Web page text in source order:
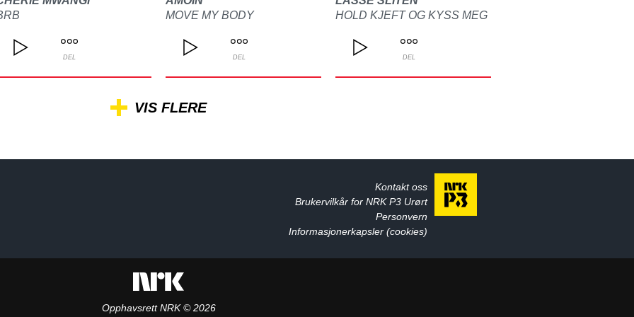
DEL
MOVE MY BODY
DEL
HOLD KJEFT OG KYSS MEG
DEL
VIS FLERE
Kontakt oss
Brukervilkår for NRK P3 Urørt
Personvern
Informasjonerkapsler (cookies)
Opphavsrett NRK © 2026